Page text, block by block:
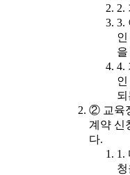
2.
3.
4.
② 교육
계약 신
다.
1.